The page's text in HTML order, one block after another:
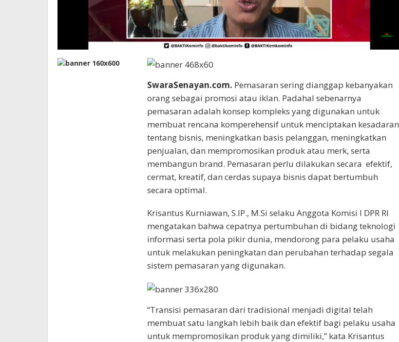
SwaraSenayan.com. Pemasaran sering dianggap kebanyakan
orang sebagai promosi atau iklan. Padahal sebenarnya
pemasaran adalah konsep kompleks yang digunakan untuk
membuat rencana komperehensif untuk menciptakan kesadaran
tentang bisnis, meningkatkan basis pelanggan, meningkatkan
penjualan, dan mempromosikan produk atau merk, serta
membangun brand. Pemasaran perlu dilakukan secara efektif,
cermat, kreatif, dan cerdas supaya bisnis dapat bertumbuh
secara optimal.
Krisantus Kurniawan, S.IP., M.Si selaku Anggota Komisi I DPR RI
mengatakan bahwa cepatnya pertumbuhan di bidang teknologi
informasi serta pola pikir dunia, mendorong para pelaku usaha
untuk melakukan peningkatan dan perubahan terhadap segala
sistem pemasaran yang digunakan.
“Transisi pemasaran dari tradisional menjadi digital telah
membuat satu langkah lebih baik dan efektif bagi pelaku usaha
untuk mempromosikan produk yang dimiliki,” kata Krisantus